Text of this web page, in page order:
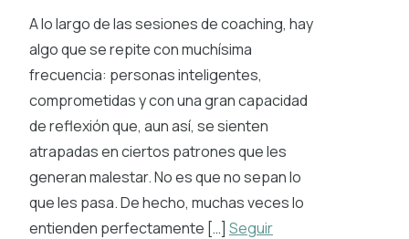
A lo largo de las sesiones de coaching, hay
algo que se repite con muchísima
frecuencia: personas inteligentes,
comprometidas y con una gran capacidad
de reflexión que, aun así, se sienten
atrapadas en ciertos patrones que les
generan malestar. No es que no sepan lo
que les pasa. De hecho, muchas veces lo
entienden perfectamente […] Seguir